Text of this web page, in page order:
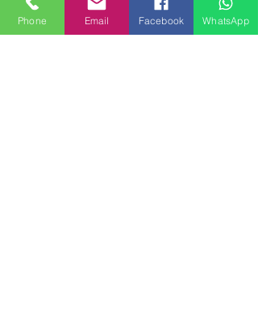
Phone Email Facebook WhatsApp